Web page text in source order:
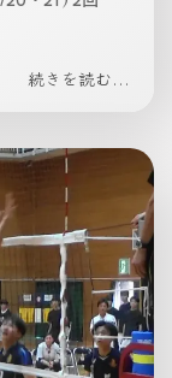
続きを読む...